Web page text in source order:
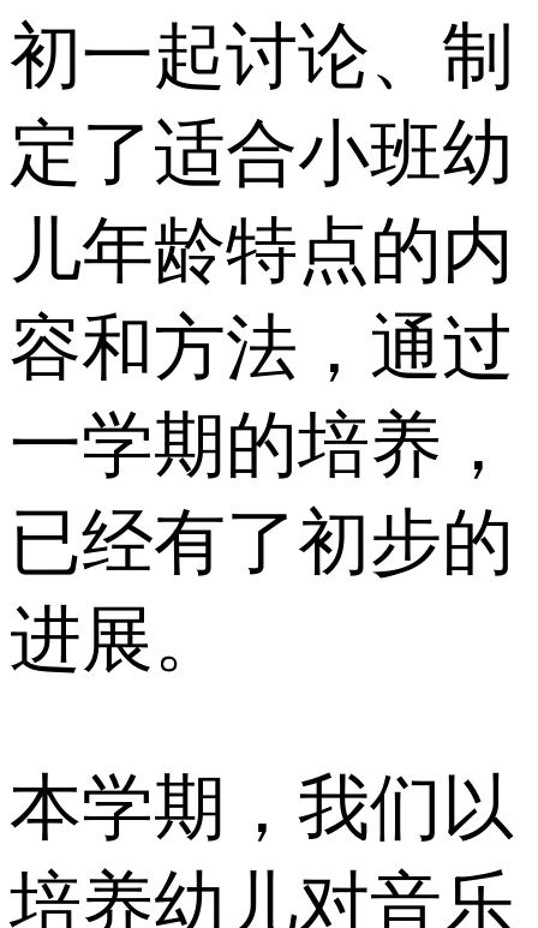
初一起讨论、制
定了适合小班幼
儿年龄特点的内
容和方法，通过
一学期的培养，
已经有了初步的
进展。
本学期，我们以
培养幼儿对音乐